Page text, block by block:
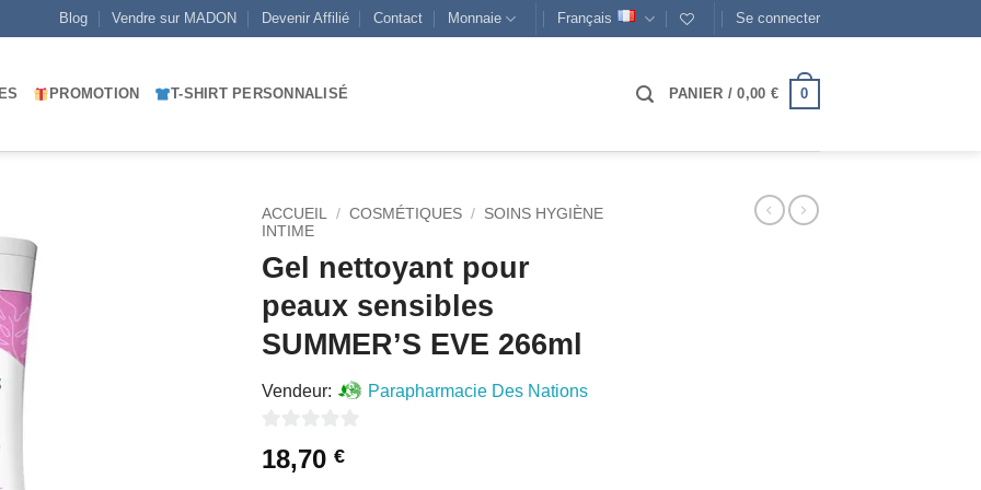
Blog Vendre sur MADON Devenir Affilié Contact Monnaie Français Se connecter
PROMOTION T-SHIRT PERSONNALISÉ PANIER /0,00 € 0
ACCUEIL / COSMÉTIQUES / SOINS HYGIÈNE
INTIME
Gel nettoyant pour
peaux sensibles
SUMMER’S EVE 266ml
Vendeur: Parapharmacie Des Nations
sur
18,70 €